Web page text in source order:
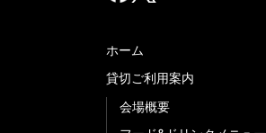
ホーム
貸切ご利用案内
会場概要